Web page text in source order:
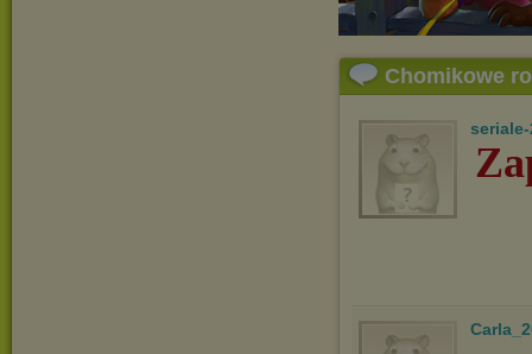
Chomikowe
seriale-